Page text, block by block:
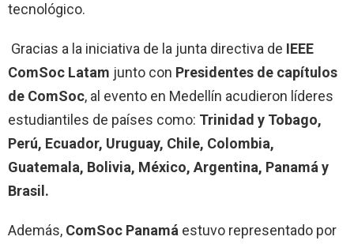
tecnológico.
Gracias a la iniciativa de la junta directiva de IEEE
ComSoc Latam junto con Presidentes de capítulos
de ComSoc, al evento en Medellín acudieron líderes
estudiantiles de países como: Trinidad y Tobago,
Perú, Ecuador, Uruguay, Chile, Colombia,
Guatemala, Bolivia, México, Argentina, Panamá y
Brasil.
Además, ComSoc Panamá estuvo representado por